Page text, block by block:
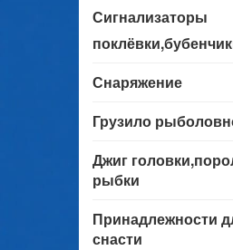
Сигнализаторы
Снаряжение
Грузило
Джиг
рыбки
Принадлежности
снасти